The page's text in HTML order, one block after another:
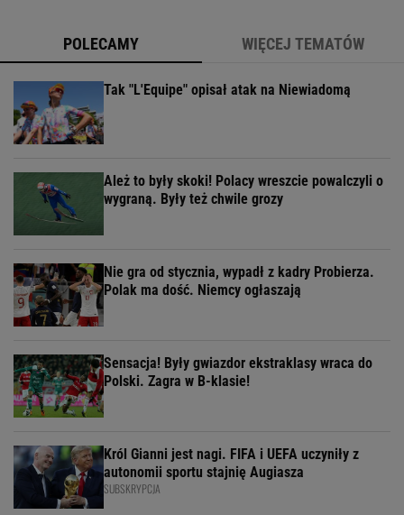
POLECAMY WIĘCEJ TEMATÓW
Tak "L'Equipe" opisał atak na Niewiadomą
Ależ to były skoki! Polacy wreszcie powalczyli o
wygraną. Były też chwile grozy
Nie gra od stycznia, wypadł z kadry Probierza.
Polak ma dość. Niemcy ogłaszają
Sensacja! Były gwiazdor ekstraklasy wraca do
Polski. Zagra w B-klasie!
Król Gianni jest nagi. FIFA i UEFA uczyniły z
autonomii sportu stajnię Augiasza
SUBSKRYPCJA